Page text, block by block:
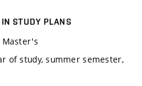
IN STUDY PLANS
Master's
of study, summer semester,